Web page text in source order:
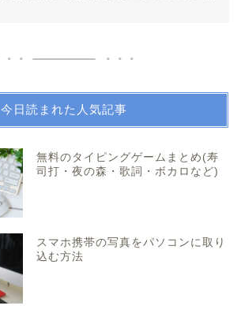
今日読まれた人気記事
無料のタイピングゲームまとめ(寿
司打・夜の森・歌詞・ボカロなど)
スマホ携帯の写真をパソコンに取り
込む方法